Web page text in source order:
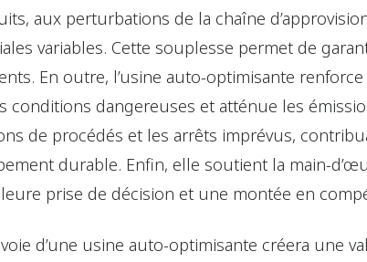
aux perturbations de la chaîne
variables. Cette souplesse permet de
En outre, l’usine auto-optimisante
conditions dangereuses et atténue les
de procédés et les arrêts imprévus,
durable. Enfin, elle soutient la main-
prise de décision et une montée en
d’une usine auto-optimisante créera une